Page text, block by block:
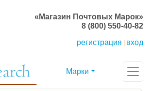
«Магазин Почтовых Марок»
8 (800) 550-40-82
регистрация
вход
Марки